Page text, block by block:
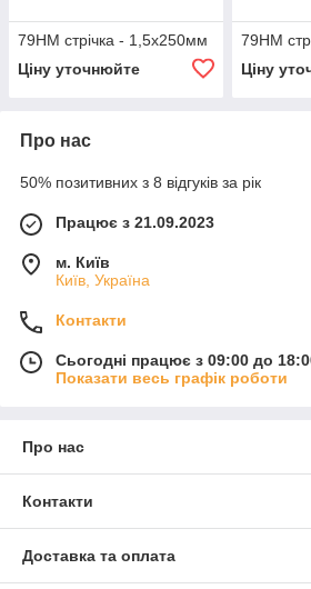
79НМ стрічка - 1,5х250мм
Ціну уточнюйте
79НМ
Ціну
Про нас
50% позитивних з 8 відгуків за рік
Працює з 21.09.2023
м. Київ
Київ, Україна
Контакти
Сьогодні працює з 09:00 до
Показати весь графік роботи
Про нас
Контакти
Доставка та оплата